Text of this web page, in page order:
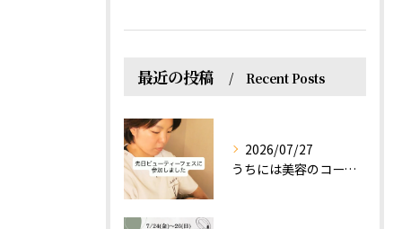
最近の投稿 Recent Posts
2026/07/27
うちには美容のコースもあるって伝えなきゃ！えっほっえxty